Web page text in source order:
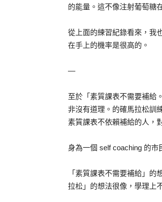
的能量。這不像注射葡萄糖
從上面的練習紀錄看來，我
在手上的機率是很高的。
—
至於「素質課表不需要補給
非沒有道理。的確馬拉松訓
素質課表不依賴補給的人，
身為一個 self coaching 的
「素質課表不需要補給」
拉松」的想法很像，學理上